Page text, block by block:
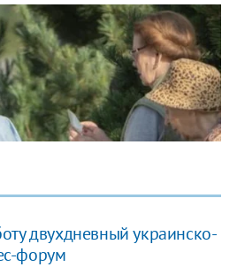
двухдневный украинско-
форум